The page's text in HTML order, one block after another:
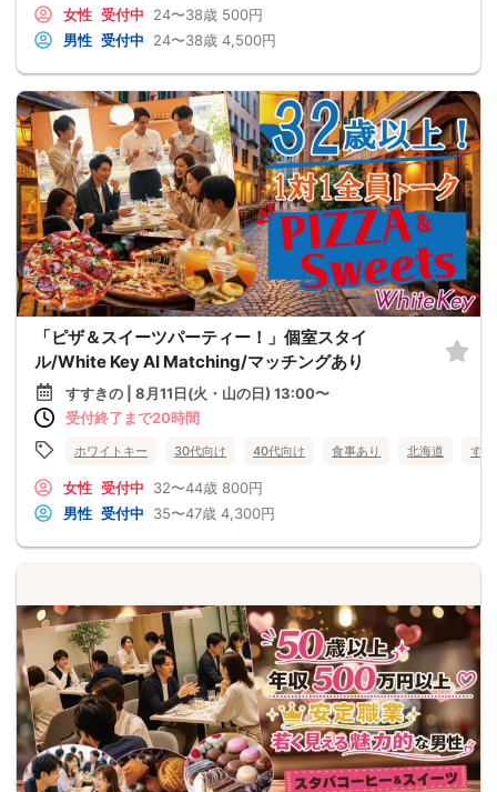
女性 受付中 24〜38歳 500円
男性 受付中 24〜38歳 4,500円
「ピザ＆スイーツパーティー！」個室スタイ
ル/White Key AI Matching/マッチングあり
すすきの | 8月11日(火・山の日) 13:00〜
受付終了まで20時間
ホワイトキー 30代向け 40代向け 食事あり 北海道 す
女性 受付中 32〜44歳 800円
男性 受付中 35〜47歳 4,300円